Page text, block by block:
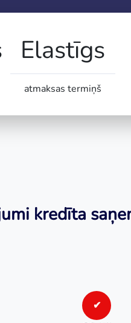
Elastīgs
atmaksas termiņš
kredīta
✔